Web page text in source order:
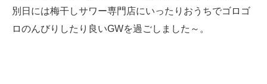
別日には梅干しサワー専門店にいったりおうちでゴロゴ
ロのんびりしたり良いGWを過ごしました～。